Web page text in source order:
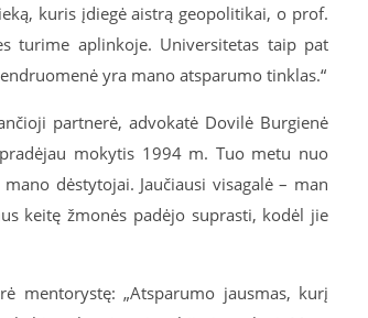
kuris įdiegė aistrą geopolitikai, o prof.
turime aplinkoje. Universitetas taip pat
yra mano atsparumo tinklas.“
partnerė, advokatė Dovilė Burgienė
mokytis 1994 m. Tuo metu nuo
dėstytojai. Jaučiausi visagalė – man
keitę žmonės padėjo suprasti, kodėl jie
mentorystę: „Atsparumo jausmas, kurį